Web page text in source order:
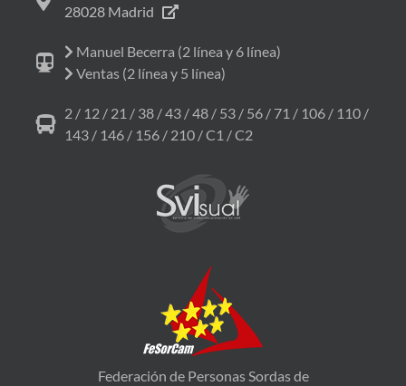
28028 Madrid
Manuel Becerra (2 línea y 6 línea)
Ventas (2 línea y 5 línea)
2 / 12 / 21 / 38 / 43 / 48 / 53 / 56 / 71 / 106 / 110 /
143 / 146 / 156 / 210 / C1 / C2
Federación de Personas Sordas de